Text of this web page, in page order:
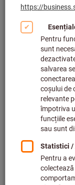
Faceți clic pentru